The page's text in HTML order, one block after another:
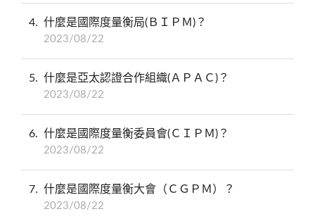
4 什麼是國際度量衡局(ＢＩＰＭ)？
2023/08/22
5 什麼是亞太認證合作組織(ＡＰＡＣ)？
2023/08/22
6 什麼是國際度量衡委員會(ＣＩＰＭ)？
2023/08/22
7 什麼是國際度量衡大會（ＣＧＰＭ）？
2023/08/22